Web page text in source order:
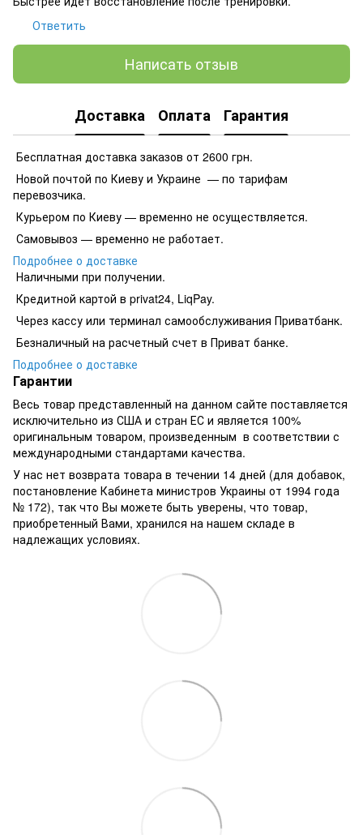
Ответить
Написать отзыв
Доставка Оплата Гарантия
Бесплатная доставка заказов от 2600 грн.
Новой почтой по Киеву и Украине — по тарифам
перевозчика.
Курьером по Киеву — временно не осуществляется.
Самовывоз — временно не работает.
Подробнее о доставке
Наличными при получении.
Кредитной картой в privat24, LiqPay.
​​​​Через кассу или терминал самообслуживания Приватбанк.
​​​​Безналичный на расчетный счет в Приват банке.
Подробнее о доставке
Гарантии
Весь товар представленный на данном сайте поставляется
исключительно из США и стран ЕС и является 100%
оригинальным товаром, произведенным в соответствии с
международными стандартами качества.
У нас нет возврата товара в течении 14 дней (для добавок,
постановление Кабинета министров Украины от 1994 года
№ 172), так что Вы можете быть уверены, что товар,
приобретенный Вами, хранился на нашем складе в
надлежащих условиях.